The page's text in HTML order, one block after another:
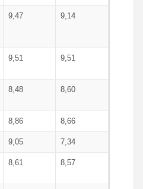
9,47 9,14
9,51 9,51
8,48 8,60
8,86 8,66
9,05 7,34
8,61 8,57